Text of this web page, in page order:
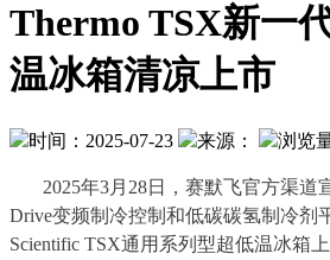
Thermo TSX新一
温冰箱清凉上市
时间：2025-07-23 来源： 浏览
2025年3月28日，赛默飞官方渠道
Drive变频制冷控制和低碳碳氢制冷剂
Scientific TSX通用系列型超低温冰箱上